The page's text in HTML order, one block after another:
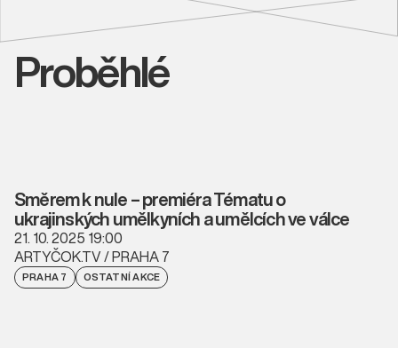
Proběhlé
Směrem k nule – premiéra Tématu o
ukrajinských umělkyních a umělcích ve válce
21. 10. 2025 19:00
ARTYČOK.TV / PRAHA 7
PRAHA 7 OSTATNÍ AKCE